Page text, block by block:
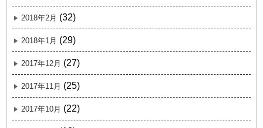
2018年2月 (32)
2018年1月 (29)
2017年12月 (27)
2017年11月 (25)
2017年10月 (22)